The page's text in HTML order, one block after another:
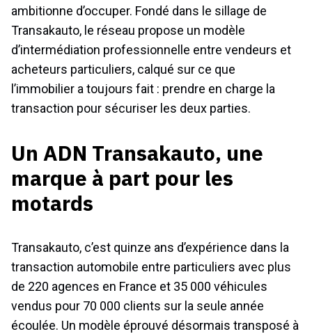
ambitionne d’occuper. Fondé dans le sillage de
Transakauto, le réseau propose un modèle
d’intermédiation professionnelle entre vendeurs et
acheteurs particuliers, calqué sur ce que
l’immobilier a toujours fait : prendre en charge la
transaction pour sécuriser les deux parties.
Un ADN Transakauto, une
marque à part pour les
motards
Transakauto, c’est quinze ans d’expérience dans la
transaction automobile entre particuliers avec plus
de 220 agences en France et 35 000 véhicules
vendus pour 70 000 clients sur la seule année
écoulée. Un modèle éprouvé désormais transposé à